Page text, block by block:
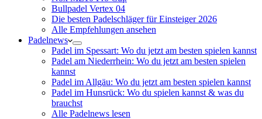
Bullpadel Vertex 04
Die besten Padelschläger für Einsteiger 2026
Alle Empfehlungen ansehen
Padelnews
Padel im Spessart: Wo du jetzt am besten spielen kannst
Padel am Niederrhein: Wo du jetzt am besten spielen
kannst
Padel im Allgäu: Wo du jetzt am besten spielen kannst
Padel im Hunsrück: Wo du spielen kannst & was du
brauchst
Alle Padelnews lesen